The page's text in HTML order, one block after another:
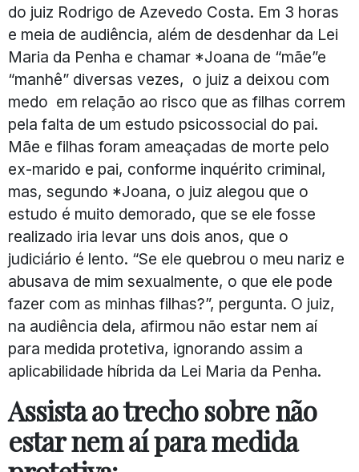
do juiz Rodrigo de Azevedo Costa. Em 3 horas
e meia de audiência, além de desdenhar da Lei
Maria da Penha e chamar *Joana de “mãe”e
“manhê” diversas vezes, o juiz a deixou com
medo em relação ao risco que as filhas correm
pela falta de um estudo psicossocial do pai.
Mãe e filhas foram ameaçadas de morte pelo
ex-marido e pai, conforme inquérito criminal,
mas, segundo *Joana, o juiz alegou que o
estudo é muito demorado, que se ele fosse
realizado iria levar uns dois anos, que o
judiciário é lento. “Se ele quebrou o meu nariz e
abusava de mim sexualmente, o que ele pode
fazer com as minhas filhas?”, pergunta. O juiz,
na audiência dela, afirmou não estar nem aí
para medida protetiva, ignorando assim a
aplicabilidade híbrida da Lei Maria da Penha.
Assista ao trecho sobre não
estar nem aí para medida